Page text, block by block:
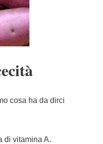
cosa ha da dirci
di vitamina A.